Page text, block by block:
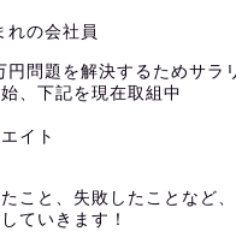
れの会社員
円問題を解決するためサラ
、下記を現在取組中
イト
こと、失敗したことなど
ていきます！